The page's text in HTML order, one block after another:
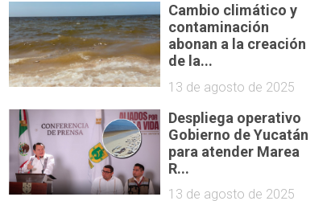
Cambio climático y
contaminación
abonan a la creación
de la...
13 de agosto de 2025
Despliega operativo
Gobierno de Yucatán
para atender Marea
R...
13 de agosto de 2025